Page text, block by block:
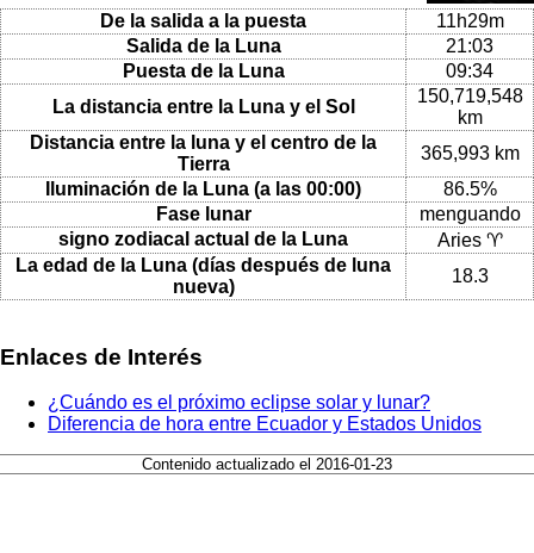
De la salida a la puesta
11h29m
Salida de la Luna
21:03
Puesta de la Luna
09:34
La distancia entre la Luna y el Sol
150,719,548
km
Distancia entre la luna y el centro de la
Tierra
365,993 km
Iluminación de la Luna (a las 00:00)
86.5%
Fase lunar
menguando
signo zodiacal actual de la Luna
Aries ♈
La edad de la Luna (días después de luna
nueva)
18.3
Enlaces de Interés
¿Cuándo es el próximo eclipse solar y lunar?
Diferencia de hora entre Ecuador y Estados Unidos
Contenido actualizado el 2016-01-23